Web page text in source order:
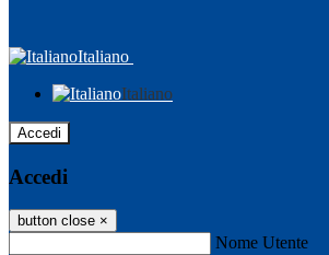
Italiano
Italiano
Accedi
Accedi
button close ×
Nome Utente